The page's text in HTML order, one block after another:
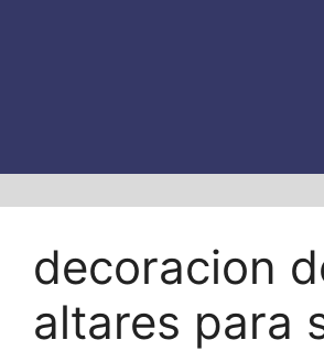
decoracion
altares para